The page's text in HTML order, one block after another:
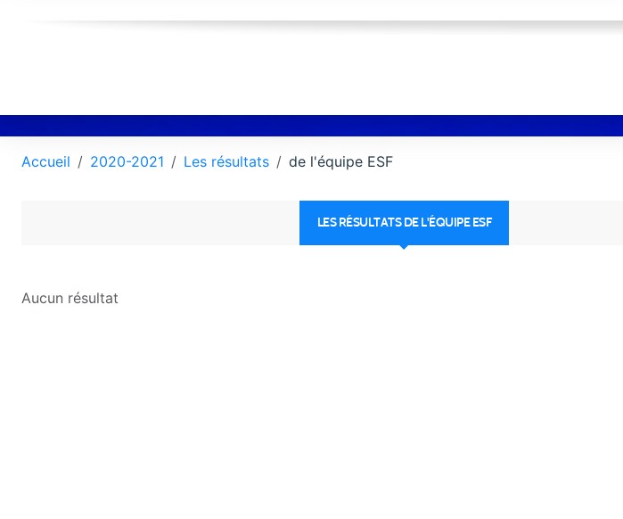
Accueil 2020-2021 Les résultats de l'équipe ESF
LES RÉSULTATS DE L'ÉQUIPE ESF
Aucun résultat